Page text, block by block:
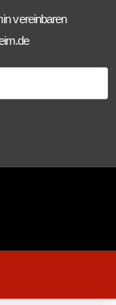
vereinbaren